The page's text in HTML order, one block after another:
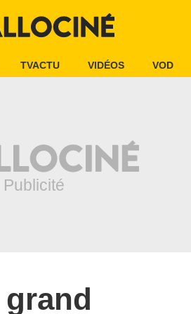
TVACTU VIDÉOS VOD